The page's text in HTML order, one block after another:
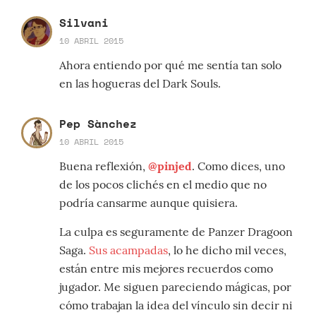
Silvani
10 ABRIL 2015
Ahora entiendo por qué me sentía tan solo
en las hogueras del Dark Souls.
Pep Sànchez
10 ABRIL 2015
Buena reflexión, @pinjed. Como dices, uno
de los pocos clichés en el medio que no
podría cansarme aunque quisiera.
La culpa es seguramente de Panzer Dragoon
Saga. Sus acampadas, lo he dicho mil veces,
están entre mis mejores recuerdos como
jugador. Me siguen pareciendo mágicas, por
cómo trabajan la idea del vínculo sin decir ni